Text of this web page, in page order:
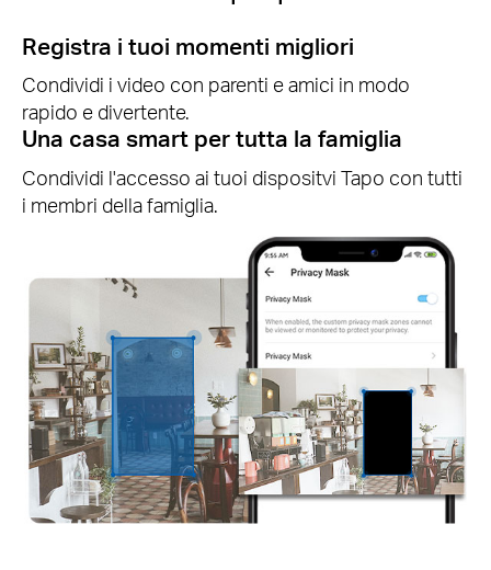
Registra i tuoi momenti migliori
Condividi i video con parenti e amici in modo
rapido e divertente.
Una casa smart per tutta la famiglia
Condividi l'accesso ai tuoi dispositvi Tapo con tutti
i membri della famiglia.